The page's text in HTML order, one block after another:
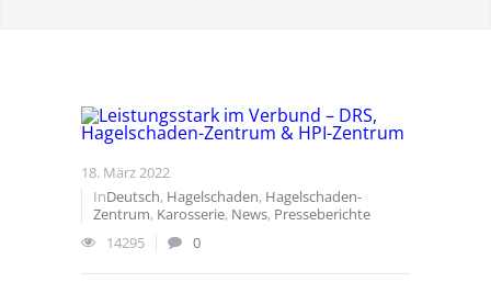
18. März 2022
InDeutsch, Hagelschaden, Hagelschaden-
Zentrum, Karosserie, News, Presseberichte
14295
0